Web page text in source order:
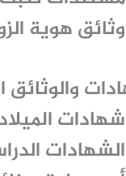
وثائق هوية
شهادات
الشهادات